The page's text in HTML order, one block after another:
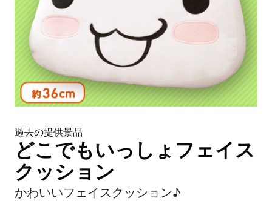
過去の提供景品
どこでもいっしょフェイス
クッション
かわいいフェイスクッション♪